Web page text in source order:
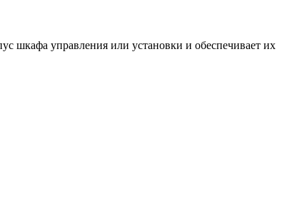
шкафа управления или установки и обеспечивает их